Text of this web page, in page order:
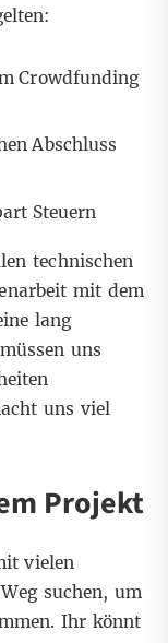
Crowdfunding
Abschluss
Steuern
technischen
mit dem
lang
uns
uns viel
Projekt
vielen
suchen, um
Ihr könnt